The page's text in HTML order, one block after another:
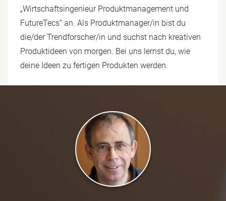
„Wirtschaftsingenieur Produktmanagement und
FutureTecs“ an. Als Produktmanager/in bist du
die/der Trendforscher/in und suchst nach kreativen
Produktideen von morgen. Bei uns lernst du, wie
deine Ideen zu fertigen Produkten werden.